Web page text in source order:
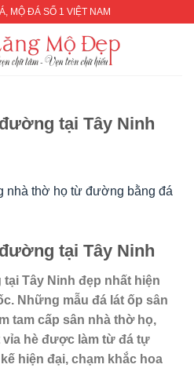
MỘ ĐÁ SỐ 1 VIỆT NAM
tại Tây Ninh
tại Tây Ninh
Tây Ninh đẹp nhất hiện
Những mẫu đá lát ốp sân
tam cấp sân nhà thờ họ,
vỉa hè được làm từ đá tự
hiện đại, chạm khắc hoa